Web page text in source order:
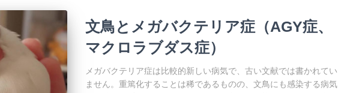
文鳥とメガバクテリア症（AGY症、
マクロラブダス症）
メガバクテリア症は比較的新しい病気で、古い文献では書かれてい
ません。重篤化することは稀であるものの、文鳥にも感染する病気